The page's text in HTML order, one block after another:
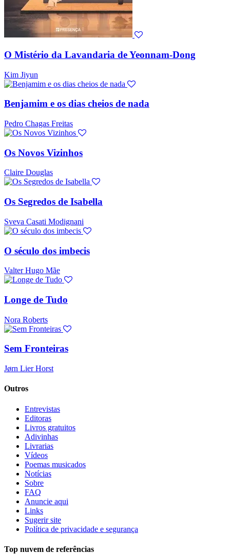
O Mistério da Lavandaria de Yeonnam-Dong
Kim Jiyun
Benjamim e os dias cheios de nada
Pedro Chagas Freitas
Os Novos Vizinhos
Claire Douglas
Os Segredos de Isabella
Sveva Casati Modignani
O século dos imbecis
Valter Hugo Mãe
Longe de Tudo
Nora Roberts
Sem Fronteiras
Jørn Lier Horst
Outros
Entrevistas
Editoras
Livros gratuitos
Adivinhas
Livrarias
Vídeos
Poemas musicados
Notícias
Sobre
FAQ
Anuncie aqui
Links
Sugerir site
Política de privacidade e segurança
Top nuvem de referências